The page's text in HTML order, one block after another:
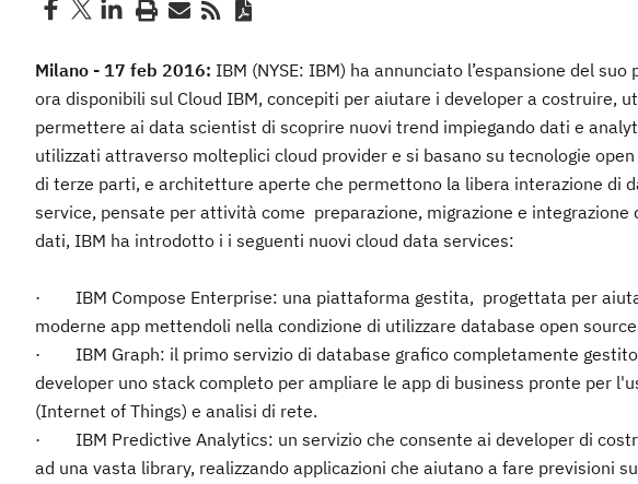
Milano - 17 feb 2016: IBM (NYSE: IBM) ha annunciato l’espansione del
ora disponibili sul Cloud IBM, concepiti per aiutare i developer a costruire,
permettere ai data scientist di scoprire nuovi trend impiegando dati e
utilizzati attraverso molteplici cloud provider e si basano su tecnologie
di terze parti, e architetture aperte che permettono la libera interazione di
service, pensate per attività come preparazione, migrazione e
dati, IBM ha introdotto i i seguenti nuovi cloud data services:
· IBM Compose Enterprise: una piattaforma gestita, progettata per
moderne app mettendoli nella condizione di utilizzare database open
· IBM Graph: il primo servizio di database grafico completamente
developer uno stack completo per ampliare le app di business pronte per
(Internet of Things) e analisi di rete.
· IBM Predictive Analytics: un servizio che consente ai developer di
ad una vasta library, realizzando applicazioni che aiutano a fare previsioni